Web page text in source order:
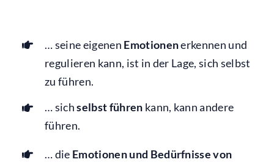
… seine eigenen Emotionenerkennen und
regulieren kann, ist in der Lage, sich selbst
zu führen.
… sichselbst führen kann, kann andere
führen.
… die Emotionen und Bedürfnisse von